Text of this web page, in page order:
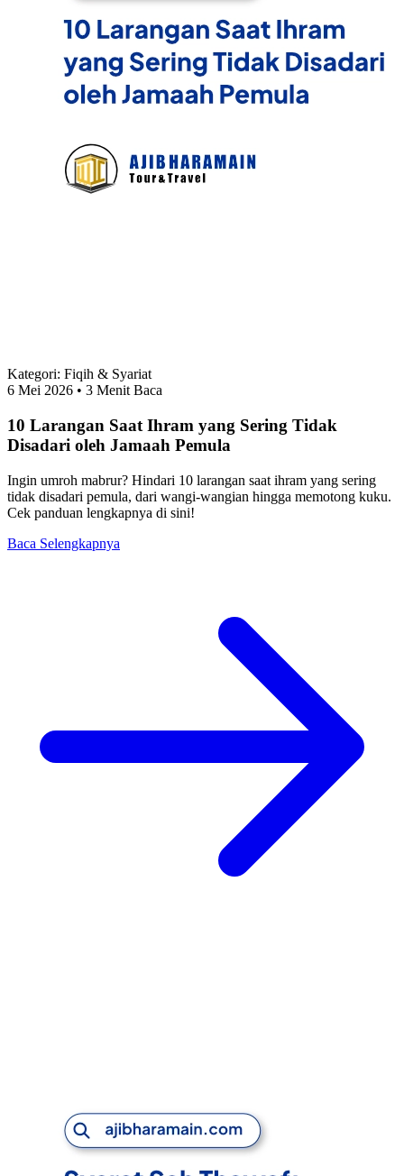
Kategori: Fiqih & Syariat
6 Mei 2026 • 3 Menit Baca
10 Larangan Saat Ihram yang Sering Tidak
Disadari oleh Jamaah Pemula
Ingin umroh mabrur? Hindari 10 larangan saat ihram yang sering
tidak disadari pemula, dari wangi-wangian hingga memotong kuku.
Cek panduan lengkapnya di sini!
Baca Selengkapnya